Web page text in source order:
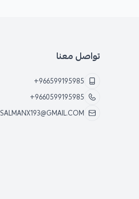
تواصل معنا
+966599195985
+9660599195985
SALMANX193@GMAIL.COM